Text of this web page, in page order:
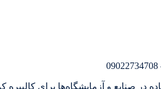
در صنایع و آزمایشگاه‌ها برای